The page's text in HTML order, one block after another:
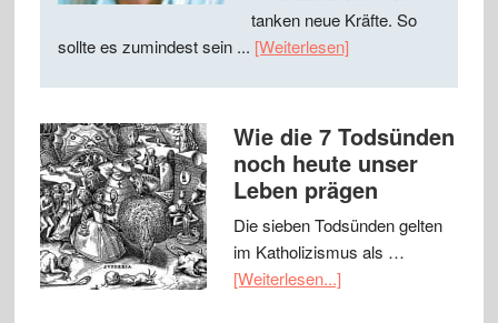
tanken neue Kräfte. So
sollte es zumindest sein ... [Weiterlesen]
Wie die 7 Todsünden
noch heute unser
Leben prägen
Die sieben Todsünden gelten
im Katholizismus als …
[Weiterlesen...]